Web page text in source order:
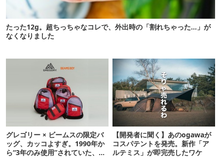
たった12g。超ちっちゃなコレで、外出時の「割れちゃった…」が
なくなりました
グレゴリー × ビームスの限定バ
ッグ、カッコよすぎ。1990年か
ら“3年のみ使用”されていた、紫
【開発者に聞く】あのogawaが
コスパテントを発売。新作「ア
ルテミス」が即完売したワケ